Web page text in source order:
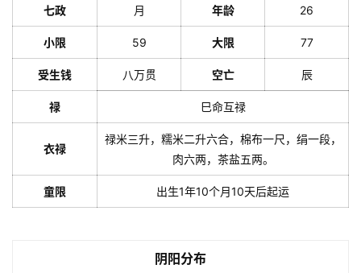
七政 月 年龄 26
小限 59 大限 77
受生钱 八万贯 空亡 辰
禄 巳命互禄
衣禄
禄米三升，糯米二升六合，棉布一尺，绢一段，
肉六两，茶盐五两。
童限 出生1年10个月10天后起运
阴阳分布